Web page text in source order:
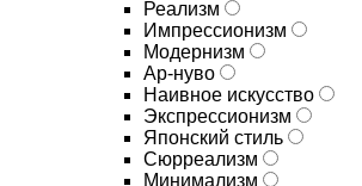
Реализм
Импрессионизм
Модернизм
Ар-нуво
Наивное искусство
Экспрессионизм
Японский стиль
Сюрреализм
Минимализм